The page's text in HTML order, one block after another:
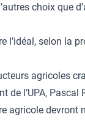
choix que
l’idéal, selon la
agricoles
l’UPA, Pascal
agricole devront